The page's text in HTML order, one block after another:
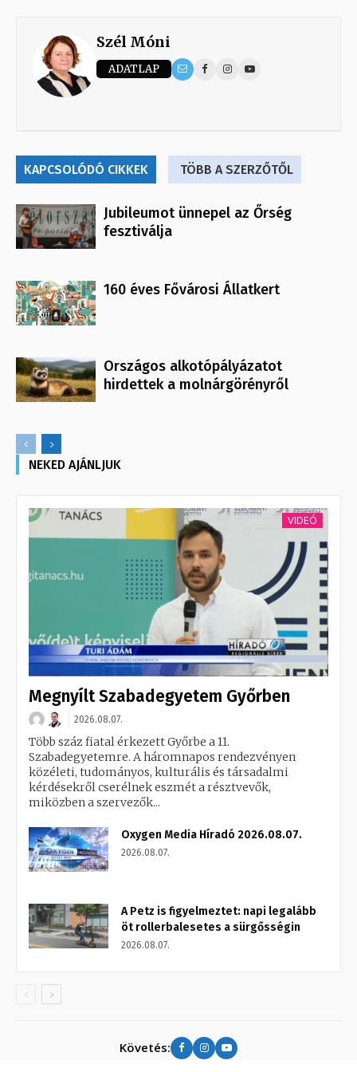
Szél Móni
ADATLAP
KAPCSOLÓDÓ CIKKEK TÖBB A SZERZŐTŐL
Jubileumot ünnepel az Őrség
fesztiválja
160 éves Fővárosi Állatkert
Országos alkotópályázatot
hirdettek a molnárgörényről
NEKED AJÁNLJUK
VIDEÓ
Megnyílt Szabadegyetem Győrben
2026.08.07.
Több száz fiatal érkezett Győrbe a 11.
Szabadegyetemre. A háromnapos rendezvényen
közéleti, tudományos, kulturális és társadalmi
kérdésekről cserélnek eszmét a résztvevők,
miközben a szervezők...
Oxygen Media Híradó 2026.08.07.
2026.08.07.
A Petz is figyelmeztet: napi legalább
öt rollerbalesetes a sürgősségin
2026.08.07.
Követés: